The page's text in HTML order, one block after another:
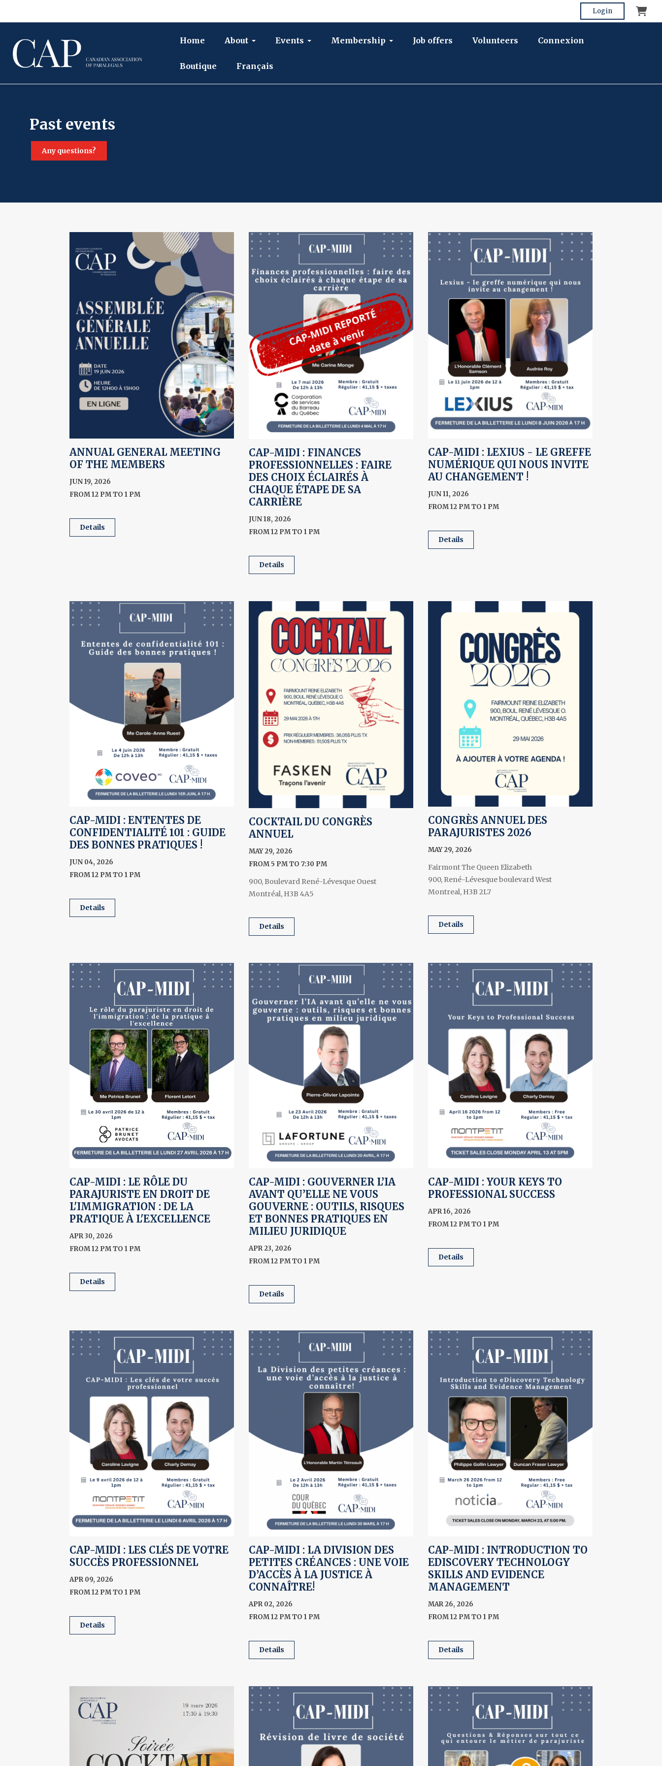
Login Cart
Home About Events Membership Job offers Volunteers Connexion
Boutique Français
past events
any questions?
ANNUAL GENERAL MEETING
OF THE MEMBERS
JUN 19, 2026
FROM 12 PM TO 1 PM
details
CAP-MIDI : FINANCES
PROFESSIONNELLES : FAIRE
DES CHOIX ÉCLAIRÉS À
CHAQUE ÉTAPE DE SA
CARRIÈRE
JUN 18, 2026
FROM 12 PM TO 1 PM
details
CAP-MIDI : LEXIUS - LE GREFFE
NUMÉRIQUE QUI NOUS INVITE
AU CHANGEMENT !
JUN 11, 2026
FROM 12 PM TO 1 PM
details
CAP-MIDI : ENTENTES DE
CONFIDENTIALITÉ 101 : GUIDE
DES BONNES PRATIQUES !
JUN 04, 2026
FROM 12 PM TO 1 PM
details
COCKTAIL DU CONGRÈS
ANNUEL
MAY 29, 2026
FROM 5 PM TO 7:30 PM
900, Boulevard René-Lévesque Ouest
Montréal, H3B 4A5
details
CONGRÈS ANNUEL DES
PARAJURISTES 2026
MAY 29, 2026
Fairmont The Queen Elizabeth
900, René-Lévesque boulevard West
Montreal, H3B 2L7
details
CAP-MIDI : LE RÔLE DU
PARAJURISTE EN DROIT DE
L'IMMIGRATION : DE LA
PRATIQUE À L'EXCELLENCE
APR 30, 2026
FROM 12 PM TO 1 PM
details
CAP-MIDI : GOUVERNER L’IA
AVANT QU’ELLE NE VOUS
GOUVERNE : OUTILS, RISQUES
ET BONNES PRATIQUES EN
MILIEU JURIDIQUE
APR 23, 2026
FROM 12 PM TO 1 PM
details
CAP-MIDI : YOUR KEYS TO
PROFESSIONAL SUCCESS
APR 16, 2026
FROM 12 PM TO 1 PM
details
CAP-MIDI : LES CLÉS DE VOTRE
SUCCÈS PROFESSIONNEL
APR 09, 2026
FROM 12 PM TO 1 PM
details
CAP-MIDI : LA DIVISION DES
PETITES CRÉANCES : UNE VOIE
D’ACCÈS À LA JUSTICE À
CONNAÎTRE!
APR 02, 2026
FROM 12 PM TO 1 PM
details
CAP-MIDI : INTRODUCTION TO
EDISCOVERY TECHNOLOGY
SKILLS AND EVIDENCE
MANAGEMENT
MAR 26, 2026
FROM 12 PM TO 1 PM
details